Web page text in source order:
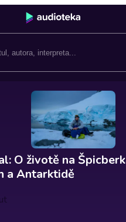
O životě na
a Antarktidě